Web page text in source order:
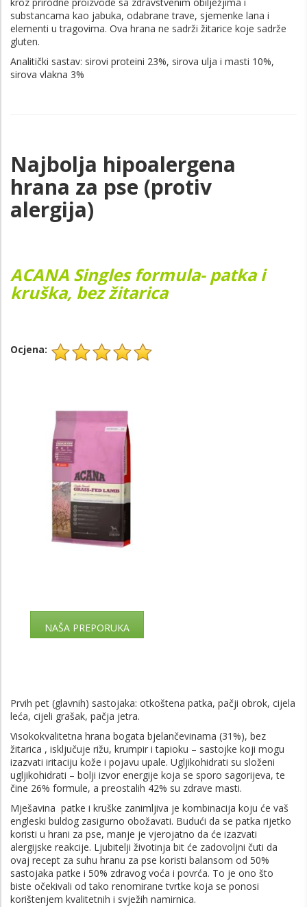
substancama kao jabuka, odabrane trave, sjemenke lana i
elementi u tragovima. Ova hrana ne sadrži žitarice koje sadrže
gluten.
Analitički sastav: sirovi proteini 23%, sirova ulja i masti 10%,
sirova vlakna 3%
Najbolja hipoalergena
hrana za pse (protiv
alergija)
ACANA Singles formula- patka i
kruška, bez žitarica
Ocjena:
NAŠA PREPORUKA
Prvih pet (glavnih) sastojaka: otkoštena patka, pačji obrok, cijela
leća, cijeli grašak, pačja jetra.
Visokokvalitetna hrana bogata bjelančevinama (31%), bez
žitarica , isključuje rižu, krumpir i tapioku – sastojke koji mogu
izazvati iritaciju kože i pojavu upale. Ugljikohidrati su složeni
ugljikohidrati – bolji izvor energije koja se sporo sagorijeva, te
čine 26% formule, a preostalih 42% su zdrave masti.
Mješavina patke i kruške zanimljiva je kombinacija koju će vaš
engleski buldog zasigurno obožavati. Budući da se patka rijetko
koristi u hrani za pse, manje je vjerojatno da će izazvati
alergijske reakcije. Ljubitelji životinja bit će zadovoljni čuti da
ovaj recept za suhu hranu za pse koristi balansom od 50%
sastojaka patke i 50% zdravog voća i povrća. To je ono što
biste očekivali od tako renomirane tvrtke koja se ponosi
korištenjem kvalitetnih i svježih namirnica.